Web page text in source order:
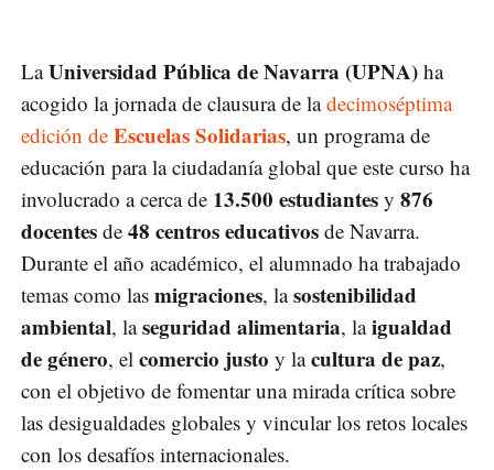
LaUniversidad Pública de Navarra (UPNA) ha
acogido la jornada de clausura de ladecimoséptima
edición de Escuelas Solidarias, un programa de
educación para la ciudadanía global que este curso ha
involucrado a cerca de 13.500 estudiantes y 876
docentes de 48 centros educativos de Navarra.
Durante el año académico, el alumnado ha trabajado
temas como las migraciones, lasostenibilidad
ambiental, laseguridad alimentaria, laigualdad
de género, el comercio justo y lacultura de paz,
con el objetivo de fomentar una mirada crítica sobre
las desigualdades globales y vincular los retos locales
con los desafíos internacionales.